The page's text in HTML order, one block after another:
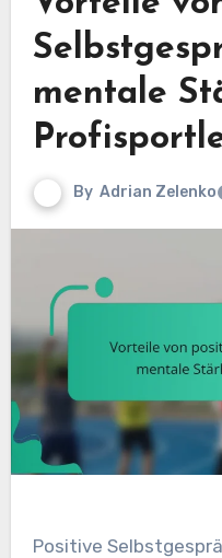
mentale
By Adrian Zelenko
Positive